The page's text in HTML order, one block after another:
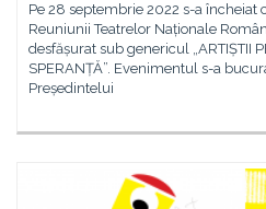
Pe 28 septembrie 2022 s-a încheiat
Reuniunii Teatrelor Naționale
desfășurat sub genericul „ARTIȘTII
SPERANȚĂ”. Evenimentul s-a
Președintelui